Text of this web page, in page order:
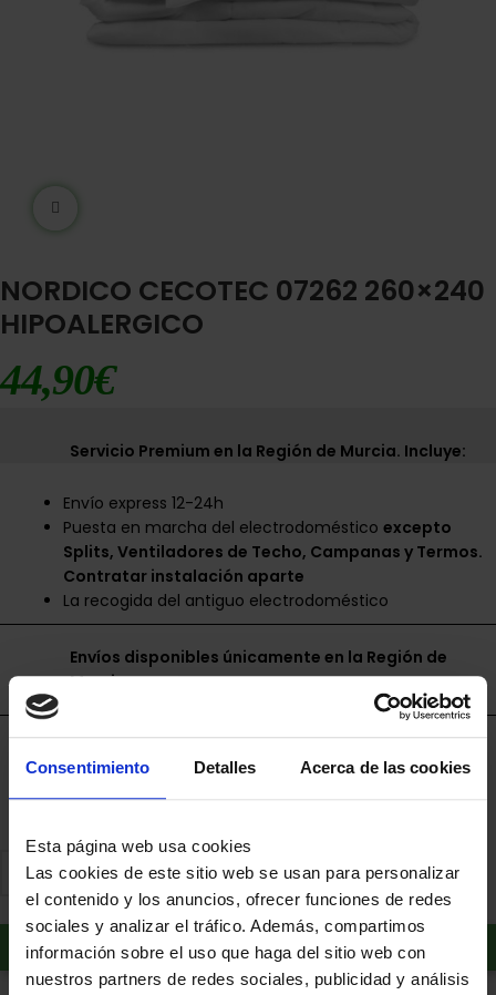
Consentimiento Detalles Acerca de las cookies
Esta página web usa cookies
Las cookies de este sitio web se usan para personalizar
el contenido y los anuncios, ofrecer funciones de redes
sociales y analizar el tráfico. Además, compartimos
información sobre el uso que haga del sitio web con
nuestros partners de redes sociales, publicidad y análisis
NORDICO CECOTEC 07262 260×240
HIPOALERGICO
44,90€
Servicio Premium en la Región de Murcia. Incluye:
Envío express 12-24h
Puesta en marcha del electrodomésticoexcepto
Splits, Ventiladores de Techo, Campanas y Termos.
Contratar instalación aparte
La recogida del antiguo electrodoméstico
Envíos disponibles únicamente en la Región de
Murcia.
Añadir al carrito